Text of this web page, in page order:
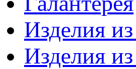
Изделия
Изделия